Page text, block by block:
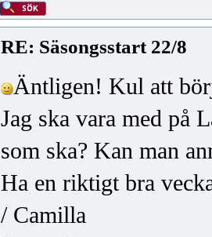
RE: Säsongsstart 22/8
Äntligen! Kul att
Jag ska vara med på
som ska? Kan man
Ha en riktigt bra
/ Camilla